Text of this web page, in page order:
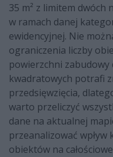
35 m² z limitem dwóch
w ramach danej
ewidencyjnej. Nie
ograniczenia liczby
powierzchni
kwadratowych potrafi
przedsięwzięcia,
warto przeliczyć
dane na aktualnej
przeanalizować wpływ
obiektów na